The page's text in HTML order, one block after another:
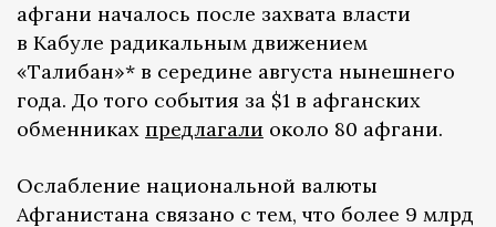
афгани началось после захвата власти
в Кабуле радикальным движением
«Талибан»* в середине августа нынешнего
года. До того события за $1 в афганских
обменниках предлагали около 80 афгани.
Ослабление национальной валюты
Афганистана связано с тем, что более 9 млрд